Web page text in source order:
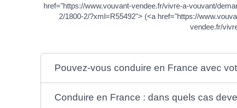
href="https://www.vouvant-vendee.fr/vivre-a-vouvant/
2/1800-2/?xml=R55492"> (<a href="https://
vendee.fr/
Pouvez-vous conduire en France avec
Conduire en France : dans quels cas